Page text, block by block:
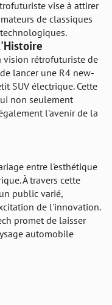
vise à attirer
de classiques
vision rétrofuturiste de
lancer une R4 new-
SUV électrique. Cette
non seulement
l'avenir de la
entre l'esthétique
À travers cette
public varié,
de l'innovation.
promet de laisser
automobile